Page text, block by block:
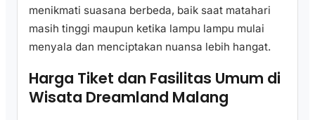
menikmati suasana berbeda, baik saat matahari
masih tinggi maupun ketika lampu lampu mulai
menyala dan menciptakan nuansa lebih hangat.
Harga Tiket dan Fasilitas Umum di
Wisata Dreamland Malang